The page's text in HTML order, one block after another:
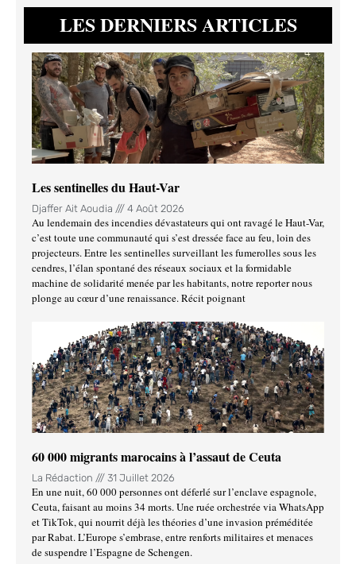
LES DERNIERS ARTICLES
Les sentinelles du Haut-Var
Djaffer Ait Aoudia 4 Août 2026
Au lendemain des incendies dévastateurs qui ont ravagé le Haut-Var,
c’est toute une communauté qui s’est dressée face au feu, loin des
projecteurs. Entre les sentinelles surveillant les fumerolles sous les
cendres, l’élan spontané des réseaux sociaux et la formidable
machine de solidarité menée par les habitants, notre reporter nous
plonge au cœur d’une renaissance. Récit poignant
60 000 migrants marocains à l’assaut de Ceuta
La Rédaction 31 Juillet 2026
En une nuit, 60 000 personnes ont déferlé sur l’enclave espagnole,
Ceuta, faisant au moins 34 morts. Une ruée orchestrée via WhatsApp
et TikTok, qui nourrit déjà les théories d’une invasion préméditée
par Rabat. L’Europe s’embrase, entre renforts militaires et menaces
de suspendre l’Espagne de Schengen.